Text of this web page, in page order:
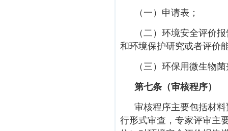
（一）申请表；
（二）环境安全评价
和环境保护研究或者评价
（三）环保用微生物
第七条（审核程序）
审核程序主要包括材
行形式审查，专家评审主